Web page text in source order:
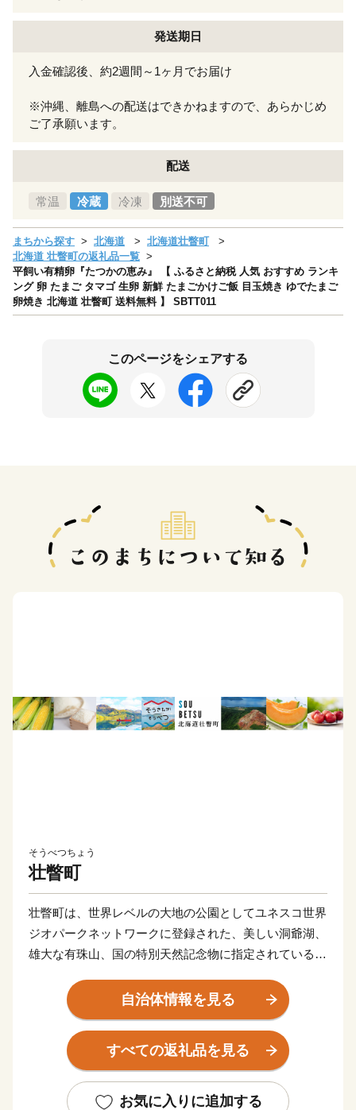
発送期日
入金確認後、約2週間～1ヶ月でお届け
※沖縄、離島への配送はできかねますので、あらかじめ
ご了承願います。
配送
常温 冷蔵 冷凍 別送不可
まちから探す 北海道
北海道壮瞥町
北海道 壮瞥町の返礼品一覧
平飼い有精卵『たつかの恵み』 【 ふるさと納税 人気 おすすめ ランキ
ング 卵 たまご タマゴ 生卵 新鮮 たまごかけご飯 目玉焼き ゆでたまご
卵焼き 北海道 壮瞥町 送料無料 】 SBTT011
このページをシェアする
そうべつちょう
壮瞥町
壮瞥町は、世界レベルの大地の公園としてユネスコ世界
ジオパークネットワークに登録された、美しい洞爺湖、
雄大な有珠山、国の特別天然記念物に指定されている昭
に恵まれています。また、北海道内でも比較的温暖な気
候を活かしたりんごやぶどうをはじめとする果樹生産、
高級菜豆、米、地熱を利用した野菜の栽培など多種多様
な農作物を生産 する「農業と観光のまち」です。
また、昭和の大横綱・北の湖の生誕地であるとともに、
自治体情報を見る
すべての返礼品を見る
お気に入りに追加する